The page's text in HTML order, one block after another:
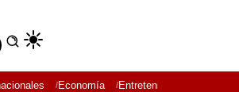
Economía Entretenimiento